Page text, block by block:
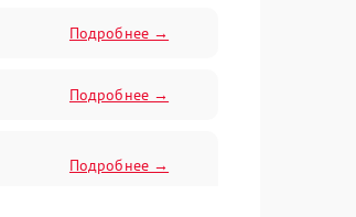
Подробнее →
Подробнее →
Подробнее →